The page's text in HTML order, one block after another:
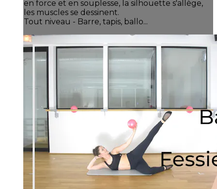
en force et en souplesse, la silhouette s'allège,
les muscles se dessinent.
Tout niveau - Barre, tapis, ballo...